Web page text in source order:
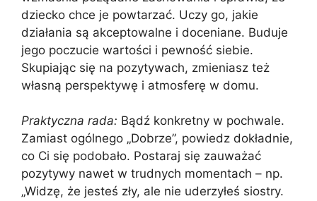
dziecko chce je powtarzać. Uczy go, jakie
działania są akceptowalne i doceniane. Buduje
jego poczucie wartości i pewność siebie.
Skupiając się na pozytywach, zmieniasz też
własną perspektywę i atmosferę w domu.
Praktyczna rada: Bądź konkretny w pochwale.
Zamiast ogólnego „Dobrze”, powiedz dokładnie,
co Ci się podobało. Postaraj się zauważać
pozytywy nawet w trudnych momentach – np.
„Widzę, że jesteś zły, ale nie uderzyłeś siostry.